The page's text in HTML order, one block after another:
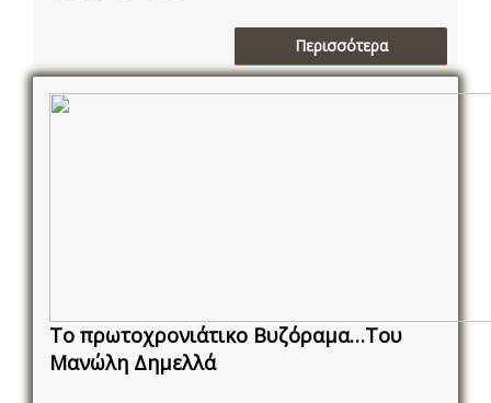
Περισσότερα
Το πρωτοχρονιάτικο Βυζόραμα…Του
Μανώλη Δημελλά